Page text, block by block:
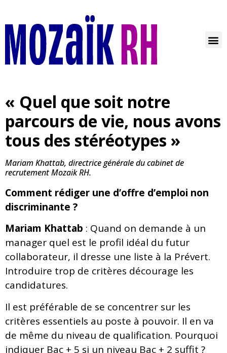
« Quel que soit notre
parcours de vie, nous avons
tous des stéréotypes »
Mariam Khattab, directrice générale du cabinet de
recrutement Mozaik RH.
Comment rédiger une d’offre d’emploi non
discriminante ?
Mariam Khattab : Quand on demande à un
manager quel est le profil idéal du futur
collaborateur, il dresse une liste à la Prévert.
Introduire trop de critères décourage les
candidatures.
Il est préférable de se concentrer sur les
critères essentiels au poste à pouvoir. Il en va
de même du niveau de qualification. Pourquoi
indiquer Bac + 5 si un niveau Bac + 2 suffit ?